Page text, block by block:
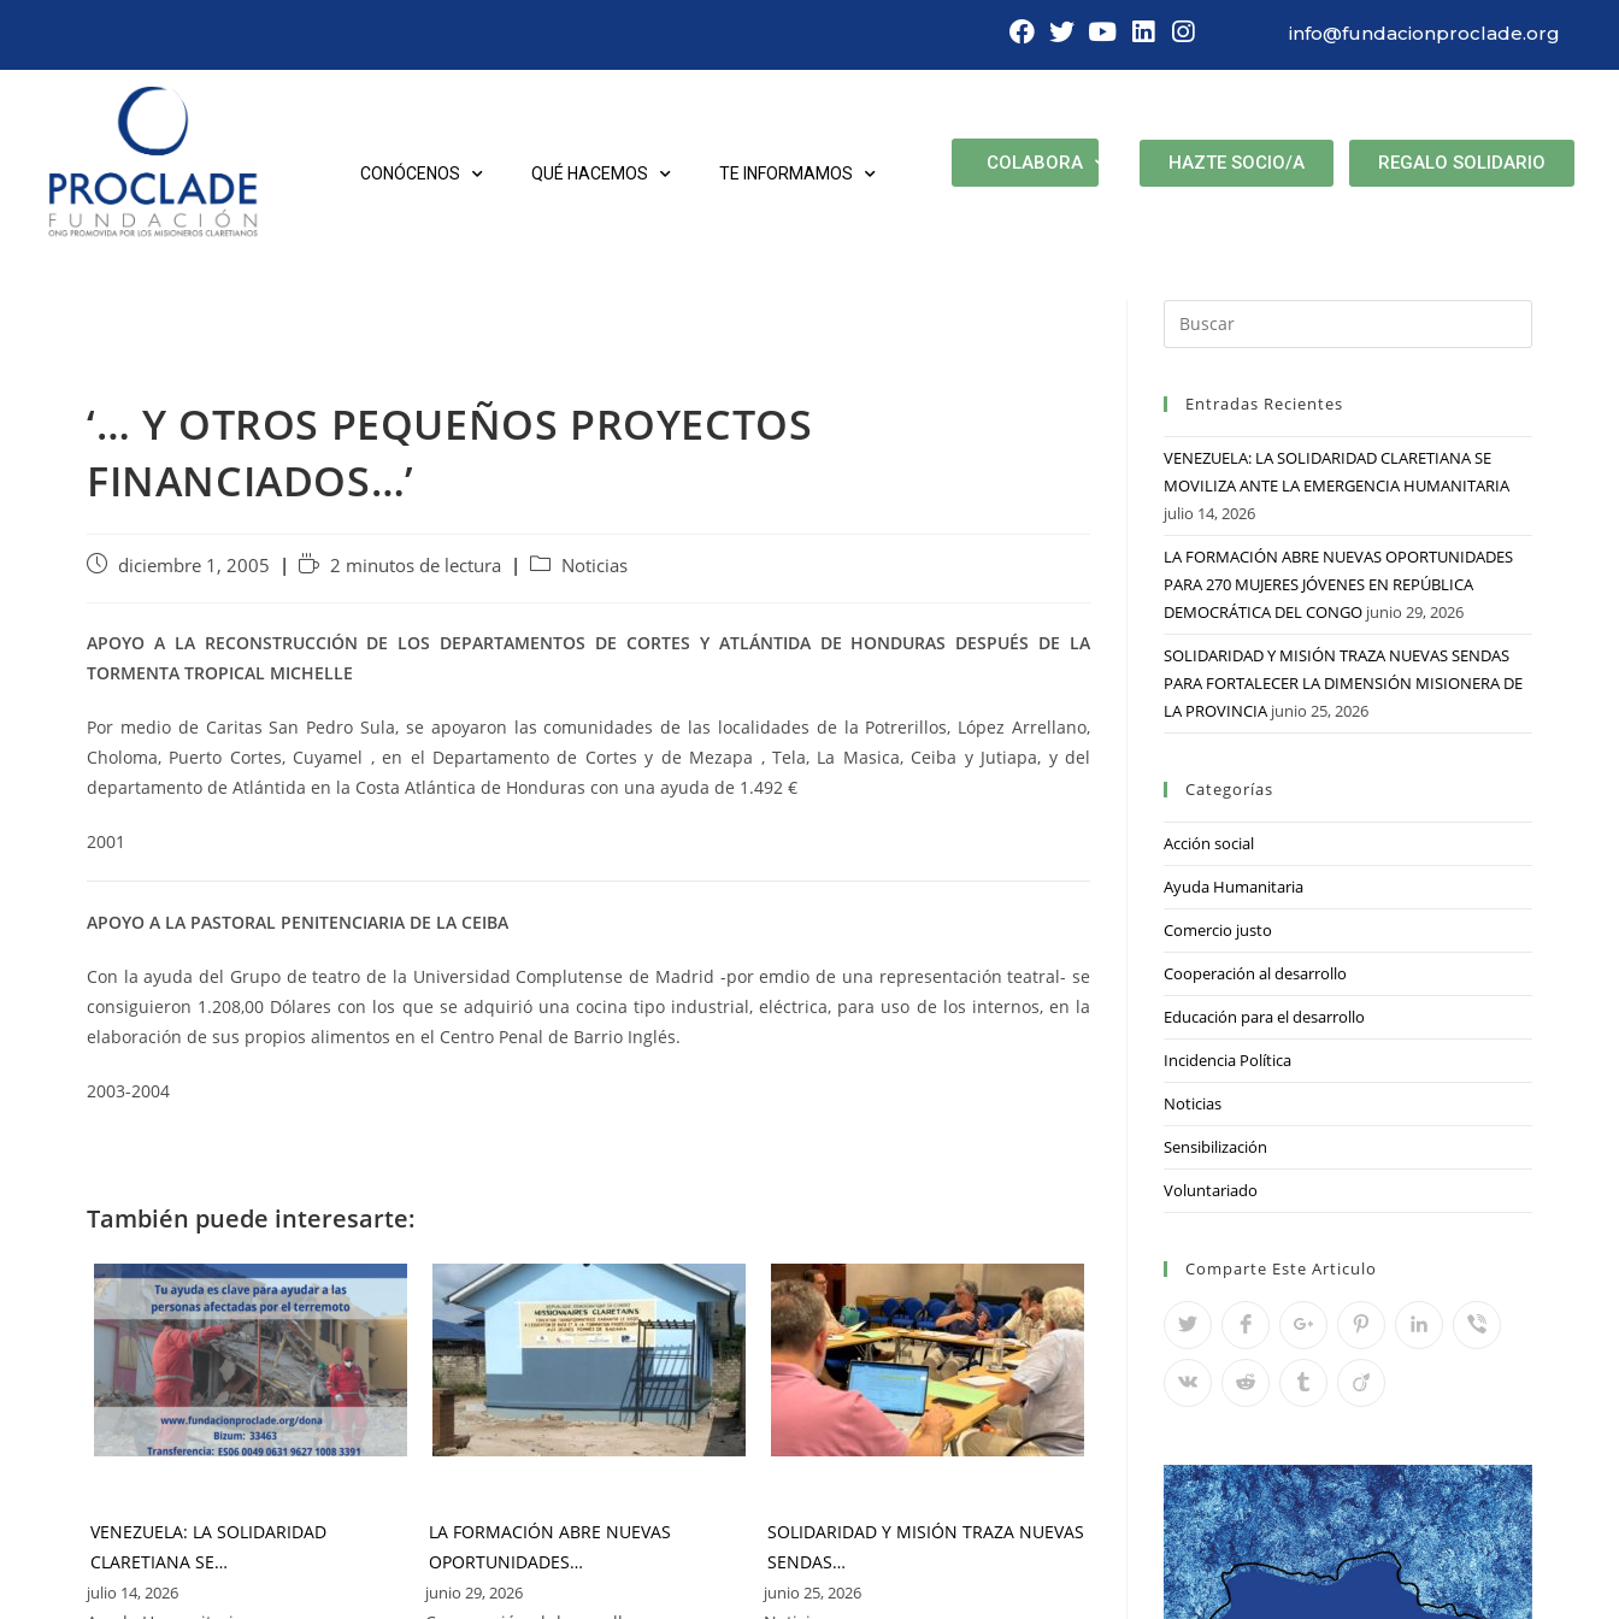
info@fundacionproclade.org
CONÓCENOS QUÉ HACEMOS TE INFORMAMOS COLABORA HAZTE SOCIO/A REGALO SOLIDARIO
‘… Y OTROS PEQUEÑOS PROYECTOS
FINANCIADOS…’
diciembre 1, 2005 2 minutos de lectura Noticias
APOYO A LA RECONSTRUCCIÓN DE LOS DEPARTAMENTOS DE CORTES Y ATLÁNTIDA DE HONDURAS DESPUÉS DE LA
TORMENTA TROPICAL MICHELLE
Por medio de Caritas San Pedro Sula, se apoyaron las comunidades de las localidades de la Potrerillos, López Arrellano,
Choloma, Puerto Cortes, Cuyamel , en el Departamento de Cortes y de Mezapa , Tela, La Masica, Ceiba y Jutiapa, y del
departamento de Atlántida en la Costa Atlántica de Honduras con una ayuda de 1.492 €
2001
APOYO A LA PASTORAL PENITENCIARIA DE LA CEIBA
Con la ayuda del Grupo de teatro de la Universidad Complutense de Madrid -por emdio de una representación teatral- se
consiguieron 1.208,00 Dólares con los que se adquirió una cocina tipo industrial, eléctrica, para uso de los internos, en la
elaboración de sus propios alimentos en el Centro Penal de Barrio Inglés.
2003-2004
También puede interesarte:
VENEZUELA: LA SOLIDARIDAD
CLARETIANA SE…
julio 14, 2026
LA FORMACIÓN ABRE NUEVAS
OPORTUNIDADES…
junio 29, 2026
SOLIDARIDAD Y MISIÓN TRAZA NUEVAS
SENDAS…
junio 25, 2026
Entradas Recientes
VENEZUELA: LA SOLIDARIDAD CLARETIANA SE
MOVILIZA ANTE LA EMERGENCIA HUMANITARIA
julio 14, 2026
LA FORMACIÓN ABRE NUEVAS OPORTUNIDADES
PARA 270 MUJERES JÓVENES EN REPÚBLICA
DEMOCRÁTICA DEL CONGO junio 29, 2026
SOLIDARIDAD Y MISIÓN TRAZA NUEVAS SENDAS
PARA FORTALECER LA DIMENSIÓN MISIONERA DE
LA PROVINCIA junio 25, 2026
Categorías
Acción social
Ayuda Humanitaria
Comercio justo
Cooperación al desarrollo
Educación para el desarrollo
Incidencia Política
Noticias
Sensibilización
Voluntariado
Comparte Este Articulo